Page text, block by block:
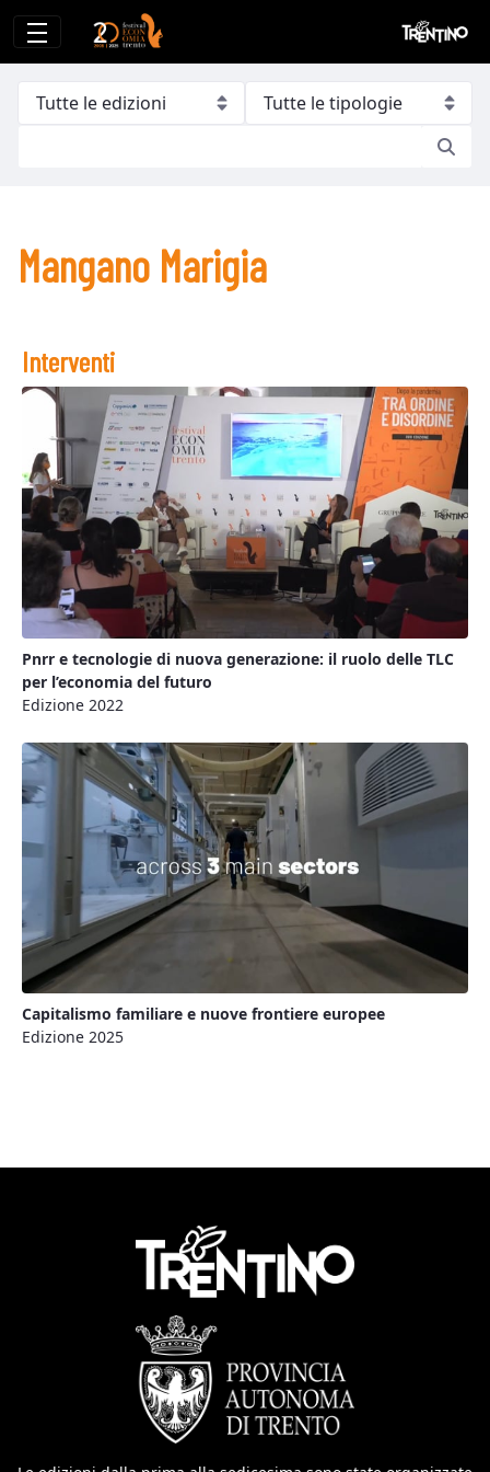
Mangano Marigia
Mangano Marigia
Interventi
Pnrr e tecnologie di nuova generazione: il ruolo delle TLC
per l’economia del futuro
Edizione 2022
Capitalismo familiare e nuove frontiere europee
Edizione 2025